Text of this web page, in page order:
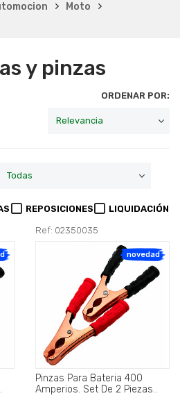
Moto
y pinzas
ORDENAR POR:
REPOSICIONES LIQUIDACIÓN
Ref: 02350035
novedad
Pinzas Para Bateria 400
Amperios. Set De 2 Piezas..